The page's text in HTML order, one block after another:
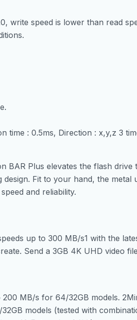
write speed is lower than read
time : 0.5ms, Direction : x,y,z 3
BAR Plus elevates the flash drive
Fit to your hand, the metal
and reliability.
up to 300 MB/s1 with the
Send a 3GB 4K UHD video
MB/s for 64/32GB models.
models (tested with